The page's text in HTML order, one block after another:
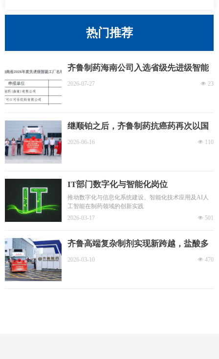
热门推荐
齐鲁制药海南公司入选省级先进级智能
工厂，全集团已达5家
넶 23
2026-07-27
继顺铂之后，齐鲁制药抗癌药再次以国
内市售包装出口北美市场
넶 110
2026-06-16
IT部门数字化与智能化岗位
推动数字化与信息化系统建设、智能化技术应用及AI人
工智能在制药领域的创新实践
넶 501
2026-03-17
齐鲁高端复杂制剂实现新跨越，盐酸多
柔比星脂质体注射液发运美国
넶 470
2026-03-10